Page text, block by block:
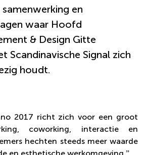
en
waar Hoofd
& Design Gitte
Scandinavische Signal zich
houdt.
2017 richt zich voor een groot
coworking, interactie en
hechten steeds meer waarde